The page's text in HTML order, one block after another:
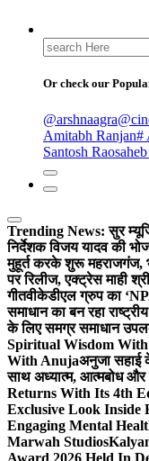
Search
for:
Or check our
@arshnaagra
Amitabh Ranjan#
Santosh
Trending News: सुर
निर्देशक विजय यादव की
मुहूर्त करके शुरू महराजगंज,
पर रिलीज, एक्ट्रेस माही
गीतवीकेडीएल ग्रुप का
समाधान का बन रहा
के लिए समग्र समाधान
Spiritual Wisdom
With Anujaअनुजा सहाई
साथ अध्यात्म, आत्मबोध और
Returns With Its 4th
Exclusive Look Inside
Engaging Mental
Marwah Studios
Award 2026 Held In